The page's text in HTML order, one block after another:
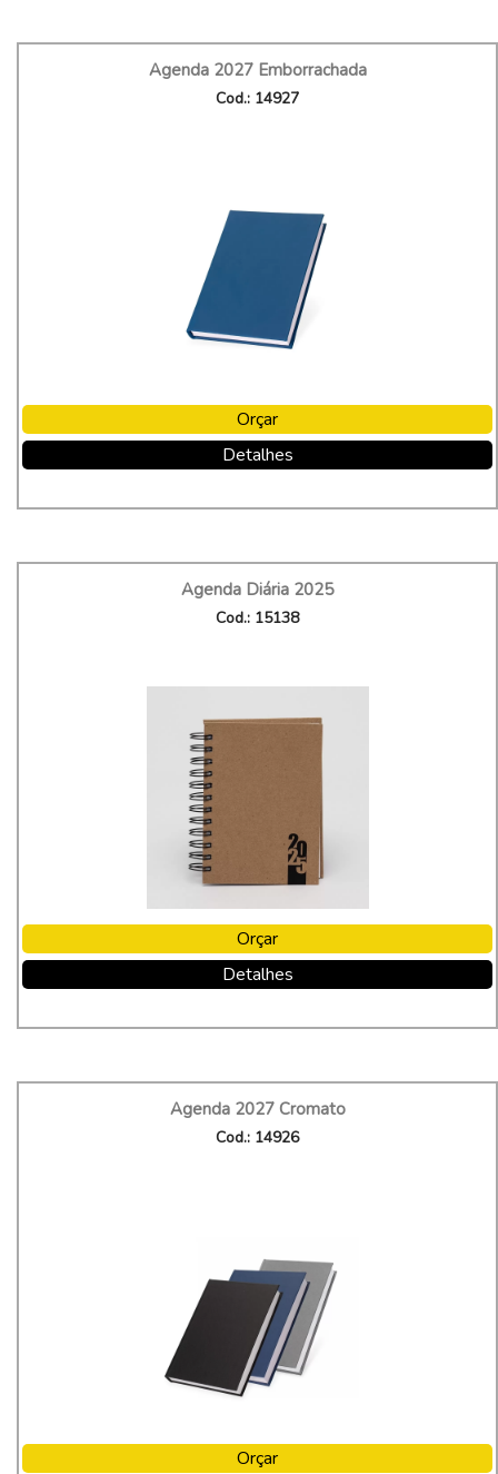
Agenda 2027 Emborrachada
Cod.: 14927
Orçar
Detalhes
Agenda Diária 2025
Cod.: 15138
Orçar
Detalhes
Agenda 2027 Cromato
Cod.: 14926
Orçar